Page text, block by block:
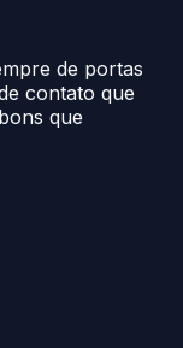
de portas
contato que
que